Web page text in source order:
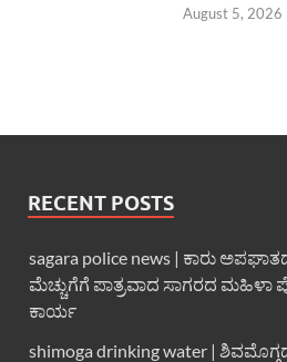
August 5, 2026
RECENT POSTS
sagara police news | ಕಾರು
ಮೆಚ್ಚುಗೆಗೆ ಪಾತ್ರವಾದ ಸಾಗರದ
ಕಾರ್ಯ
shimoga drinking water |